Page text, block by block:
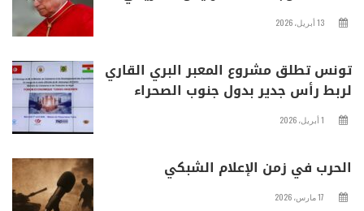
13 أبريل، 2026
تونس تطلق مشروع المعبر البري القاري
لربط رأس جدير بدول جنوب الصحراء
1 أبريل، 2026
الحرب في زمن الإعلام الشبكي
17 مارس، 2026